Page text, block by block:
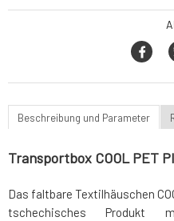
Beschreibung und Parameter
Transportbox COOL PET
Das faltbare Textilhäuschen
tschechisches Produkt